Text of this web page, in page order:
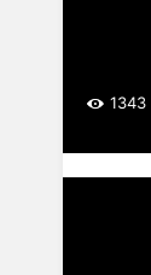
1343